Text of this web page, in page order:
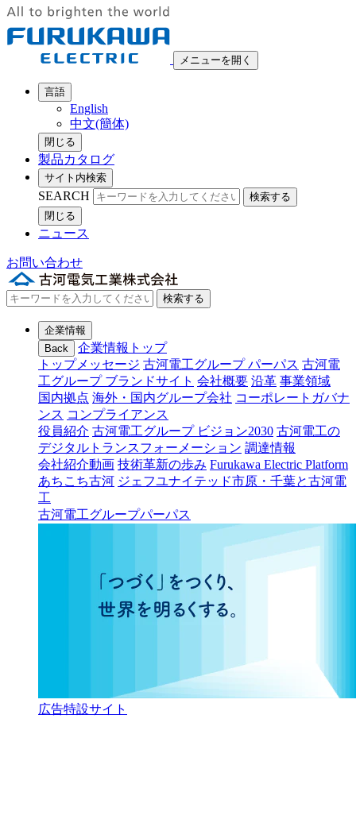
メニューを開く
言語
English
中文(簡体)
閉じる
製品カタログ
サイト内検索
SEARCH
検索する
閉じる
ニュース
お問い合わせ
検索する
企業情報
Back
企業情報トップ
トップメッセージ 古河電工グループ パーパス 古河電
工グループ ブランドサイト 会社概要 沿革 事業領域
国内拠点 海外・国内グループ会社 コーポレートガバナ
ンス コンプライアンス
役員紹介 古河電工グループ ビジョン2030 古河電工の
デジタルトランスフォーメーション 調達情報
会社紹介動画 技術革新の歩み Furukawa Electric Platform
あちこち古河 ジェフユナイテッド市原・千葉と古河電
工
古河電工グループパーパス
広告特設サイト